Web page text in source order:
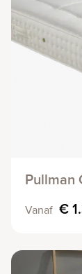
Pullman
Vanaf €